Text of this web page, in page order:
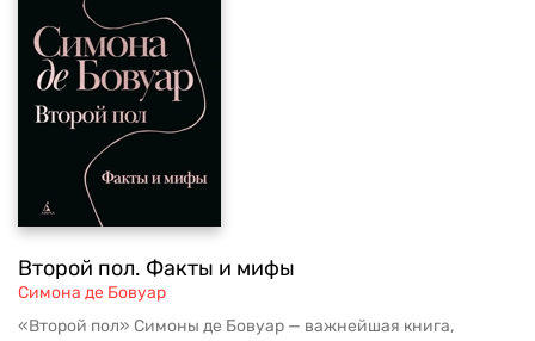
Второй пол. Факты и мифы
Симона де Бовуар
«Второй пол» Симоны де Бовуар — важнейшая книга,